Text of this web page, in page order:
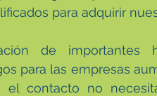
para adquirir
de importantes
para las empresas
contacto no